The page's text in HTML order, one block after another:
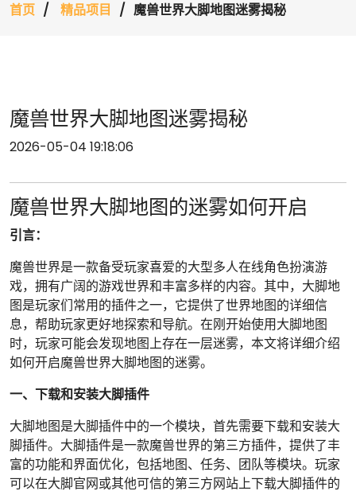
首页 精品项目 魔兽世界大脚地图迷雾揭秘
魔兽世界大脚地图迷雾揭秘
2026-05-04 19:18:06
魔兽世界大脚地图的迷雾如何开启
引言：
魔兽世界是一款备受玩家喜爱的大型多人在线角色扮演游
戏，拥有广阔的游戏世界和丰富多样的内容。其中，大脚地
图是玩家们常用的插件之一，它提供了世界地图的详细信
息，帮助玩家更好地探索和导航。在刚开始使用大脚地图
时，玩家可能会发现地图上存在一层迷雾，本文将详细介绍
如何开启魔兽世界大脚地图的迷雾。
一、下载和安装大脚插件
大脚地图是大脚插件中的一个模块，首先需要下载和安装大
脚插件。大脚插件是一款魔兽世界的第三方插件，提供了丰
富的功能和界面优化，包括地图、任务、团队等模块。玩家
可以在大脚官网或其他可信的第三方网站上下载大脚插件的